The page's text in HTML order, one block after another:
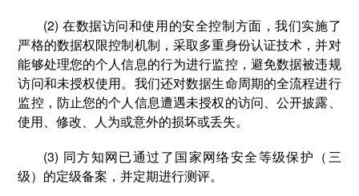
(2) 在数据访问和使用的安全控制方面，我们实施了
严格的数据权限控制机制，采取多重身份认证技术，并对
能够处理您的个人信息的行为进行监控，避免数据被违规
访问和未授权使用。我们还对数据生命周期的全流程进行
监控，防止您的个人信息遭遇未授权的访问、公开披露、
使用、修改、人为或意外的损坏或丢失。
(3) 同方知网已通过了国家网络安全等级保护（三
级）的定级备案，并定期进行测评。